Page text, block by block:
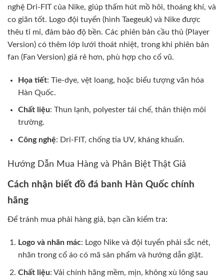
nghệ Dri-FIT của Nike, giúp thấm hút mồ hôi, thoáng khí, và
co giãn tốt. Logo đội tuyển (hình Taegeuk) và Nike được
thêu tỉ mỉ, đảm bảo độ bền. Các phiên bản cầu thủ (Player
Version) có thêm lớp lưới thoát nhiệt, trong khi phiên bản
fan (Fan Version) giá rẻ hơn, phù hợp cho cổ vũ.
Họa tiết: Tie-dye, vệt loang, hoặc biểu tượng văn hóa
Hàn Quốc.
Chất liệu: Thun lạnh, polyester tái chế, thân thiện môi
trường.
Công nghệ: Dri-FIT, chống tia UV, kháng khuẩn.
Hướng Dẫn Mua Hàng và Phân Biệt Thật Giả
Cách nhận biết đồ đá banh Hàn Quốc chính
hãng
Để tránh mua phải hàng giả, bạn cần kiểm tra:
Logo và nhãn mác: Logo Nike và đội tuyển phải sắc nét,
nhãn trong cổ áo có mã sản phẩm và hướng dẫn giặt.
Chất liệu: Vải chính hãng mềm, mịn, không xù lông sau